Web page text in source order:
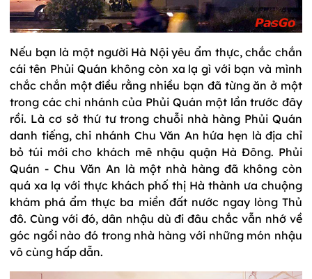
Nếu bạn là một người Hà Nội yêu ẩm thực, chắc chắn
cái tên Phủi Quán không còn xa lạ gì với bạn và mình
chắc chắn một điều rằng nhiều bạn đã từng ăn ở một
trong các chi nhánh của Phủi Quán một lần trước đây
rồi. Là cơ sở thứ tư trong chuỗi nhà hàng Phủi Quán
danh tiếng, chi nhánh Chu Văn An hứa hẹn là địa chỉ
bỏ túi mới cho khách mê nhậu quận Hà Đông. Phủi
Quán - Chu Văn An là một nhà hàng đã không còn
quá xa lạ với thực khách phố thị Hà thành ưa chuộng
khám phá ẩm thực ba miền đất nước ngay lòng Thủ
đô. Cùng với đó, dân nhậu dù đi đâu chắc vẫn nhớ về
góc ngồi nào đó trong nhà hàng với những món nhậu
vô cùng hấp dẫn.